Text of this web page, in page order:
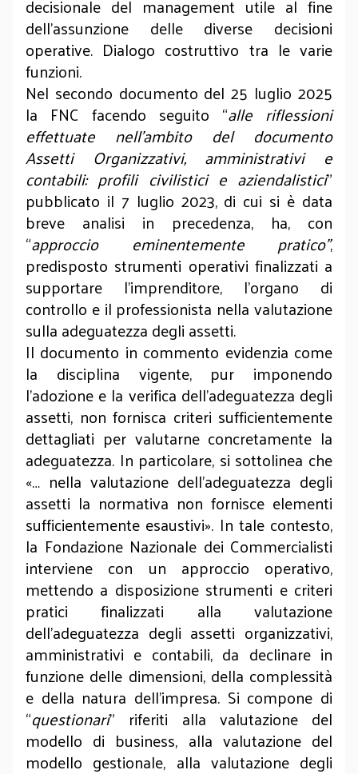
decisionale del management utile al fine
dell’assunzione delle diverse decisioni
operative. Dialogo costruttivo tra le varie
funzioni.
Nel secondo documento del 25 luglio 2025
la FNC facendo seguito “alle riflessioni
effettuate nell’ambito del documento
Assetti Organizzativi, amministrativi e
contabili: profili civilistici e aziendalistici”
pubblicato il 7 luglio 2023, di cui si è data
breve analisi in precedenza, ha, con
“approccio eminentemente pratico”,
predisposto strumenti operativi finalizzati a
supportare l’imprenditore, l’organo di
controllo e il professionista nella valutazione
sulla adeguatezza degli assetti.
Il documento in commento evidenzia come
la disciplina vigente, pur imponendo
l’adozione e la verifica dell’adeguatezza degli
assetti, non fornisca criteri sufficientemente
dettagliati per valutarne concretamente la
adeguatezza. In particolare, si sottolinea che
«… nella valutazione dell’adeguatezza degli
assetti la normativa non fornisce elementi
sufficientemente esaustivi». In tale contesto,
la Fondazione Nazionale dei Commercialisti
interviene con un approccio operativo,
mettendo a disposizione strumenti e criteri
pratici finalizzati alla valutazione
dell’adeguatezza degli assetti organizzativi,
amministrativi e contabili, da declinare in
funzione delle dimensioni, della complessità
e della natura dell’impresa. Si compone di
“questionari” riferiti alla valutazione del
modello di business, alla valutazione del
modello gestionale, alla valutazione degli